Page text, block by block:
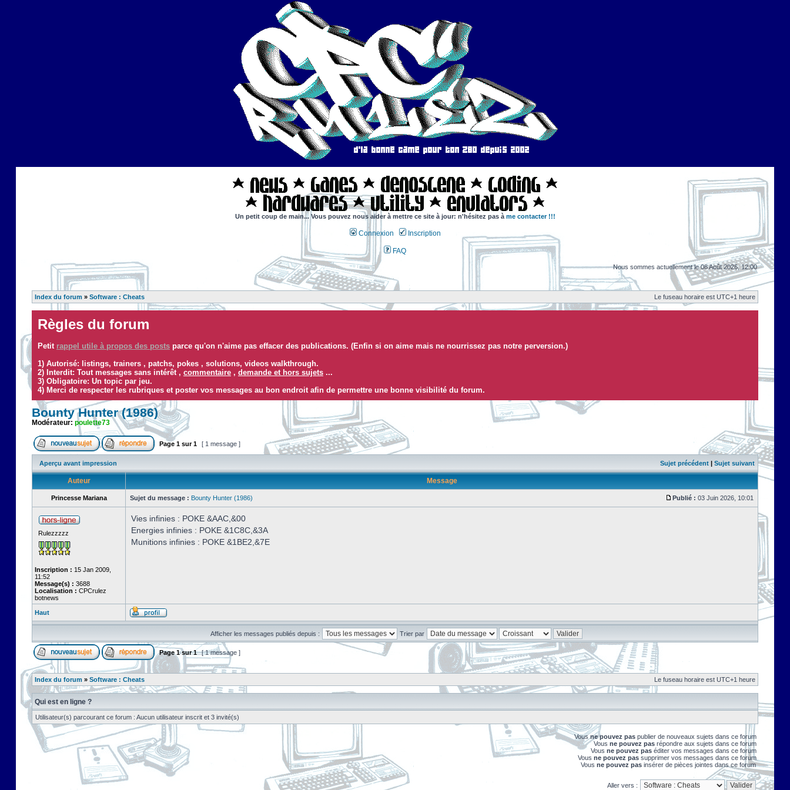
Un petit coup de main... Vous pouvez nous aider à mettre ce site à jour: n'hésitez pas à me contacter !!!
Connexion Inscription
FAQ
Nous sommes actuellement le 08 Août 2026, 12:00
Index du forum » Software : Cheats Le fuseau horaire est UTC+1 heure
Règles du forum
Petit rappel utile à propos des posts parce qu'on n'aime pas effacer des publications. (Enfin si on aime mais ne nourrissez pas notre perversion.)
1) Autorisé: listings, trainers , patchs, pokes , solutions, videos walkthrough.
2) Interdit: Tout messages sans intérêt , commentaire , demande et hors sujets ...
3) Obligatoire: Un topic par jeu.
4) Merci de respecter les rubriques et poster vos messages au bon endroit afin de permettre une bonne visibilité du forum.
Bounty Hunter (1986)
Modérateur: poulette73
Page 1 sur1 [ 1 message ]
Aperçu avant impression Sujet précédent | Sujet suivant
Auteur Message
Princesse Mariana Sujet du message : Bounty Hunter (1986) Publié : 03 Juin 2026, 10:01
Rulezzzzz
Inscription : 15 Jan 2009,
11:52
Message(s) : 3688
Localisation : CPCrulez
botnews
Vies infinies : POKE &AAC,&00
Energies infinies : POKE &1C8C,&3A
Munitions infinies : POKE &1BE2,&7E
Haut
Afficher les messages publiés depuis : Trier par
Page1sur1 [ 1 message ]
Index du forum » Software : Cheats Le fuseau horaire est UTC+1 heure
Qui est en ligne ?
Utilisateur(s) parcourant ce forum : Aucun utilisateur inscrit et 3 invité(s)
Vousne pouvez pas publier de nouveaux sujets dans ce forum
Vous ne pouvez pas répondre aux sujets dans ce forum
Vous ne pouvez pas éditer vos messages dans ce forum
Vous ne pouvez pas supprimer vos messages dans ce forum
Vous ne pouvez pas insérer de pièces jointes dans ce forum
Aller vers :